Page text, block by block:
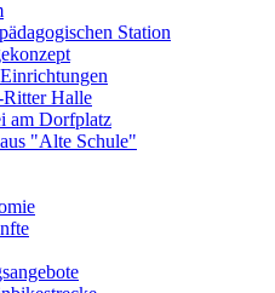
Station
Halle
am Dorfplatz
"Alte Schule"